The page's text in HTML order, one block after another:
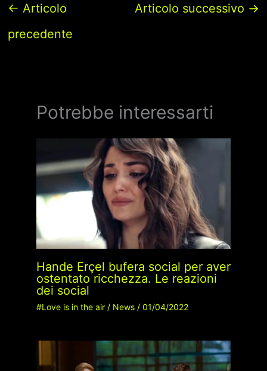
← Articolo
precedente
Articolo successivo →
Potrebbe interessarti
Hande Erçel bufera social per aver
ostentato ricchezza. Le reazioni
dei social
#Love is in the air/ News/ 01/04/2022